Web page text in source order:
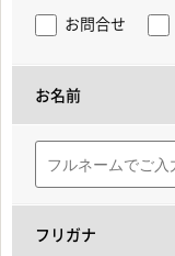
お問合せ
お名前
フリガナ